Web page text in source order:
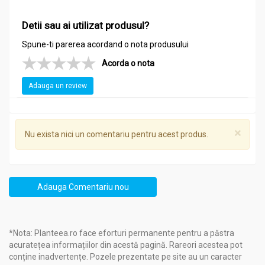
Intern:câte 30 picături de 3 ori pe zi diluate în 50 ml de apă sau
ceai, cu 30 de minute înainte de masă.
A nu se lăsa la îndemâna şi la vederea copiilor mici.
A se păstra la temperatura camerei, la loc ferit de umiditate şi
lumina directă a soarelui.
înlocuiască un regim alimentar variat şi echilibrat.
Contraindicat copiilor, femeilor însărcinate sau care alăptează,
persoanelor bolnave de afecţiuni hepatice cronice sau
Poate interfera cu medicamentele anticoagulante,
antiagregant-plachetare şi cu agenţii trombolitici.
Detii sau ai utilizat produsul?
Spune-ti parerea acordand o nota produsului
Acorda o nota
Adauga un review
×
Nu exista nici un comentariu pentru acest produs.
Adauga Comentariu nou
*Nota: Planteea.ro face eforturi permanente pentru a păstra
acuratețea informațiilor din acestă pagină. Rareori acestea pot
conține inadvertențe. Pozele prezentate pe site au un caracter